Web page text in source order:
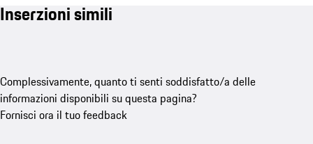
Inserzioni simili
Complessivamente, quanto ti senti soddisfatto/a delle
informazioni disponibili su questa pagina?
Fornisci ora il tuo feedback